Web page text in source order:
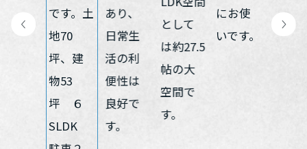
分譲マンション検索
[MISAWA RELAY]
住まいの売却
これから土地活用・賃貸経営をご検討の方
土地活用の基礎から長期安定経営を目指すオーナー様まで、賃貸経
営に役立つ多彩な情報を幅広くお届けします。
ホームラウンジ 土地活用・賃貸経営
これからリフォームをご検討の方
実例動画や基礎知識、収納の工夫など、理想の住まいを叶えるリフ
ォームの具体策とアイデアを豊富にご用意しています。
ホームラウンジ リフォーム
事業用地・事業用建物
分譲用地
すべてのフィールドに新しい価値をデザインし、持続可能な未来志
向のまちづくりを実現していきます。
お客様センター
ミサワホームオーナーさま・リフォーム工事ご契約者さまとミサワ
ホームを結ぶコミュニケーションサイト。お得・便利・安心なコン
テンツや、ミサワホームからの大切なお知らせなど配信していま
環境活動
採用情報
新卒者採用